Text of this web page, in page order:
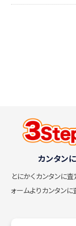
カンタン
とにかくカンタンに
ォームよりカンタン